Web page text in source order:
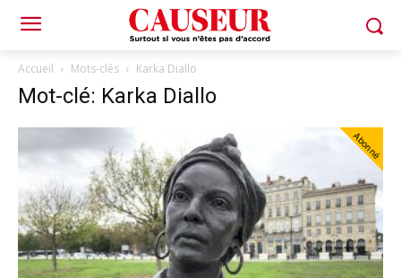
Accueil Mots-clés Karka Diallo
Mot-clé: Karka Diallo
Abonné